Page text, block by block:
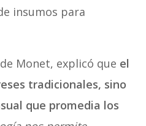
insumos para
Monet, explicó que el
tradicionales, sino
que promedia los